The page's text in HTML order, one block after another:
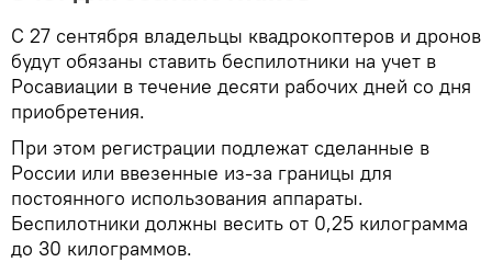
С 27 сентября владельцы квадрокоптеров и дронов
будут обязаны ставить беспилотники на учет в
Росавиации в течение десяти рабочих дней со дня
приобретения.
При этом регистрации подлежат сделанные в
России или ввезенные из-за границы для
постоянного использования аппараты.
Беспилотники должны весить от 0,25 килограмма
до 30 килограммов.